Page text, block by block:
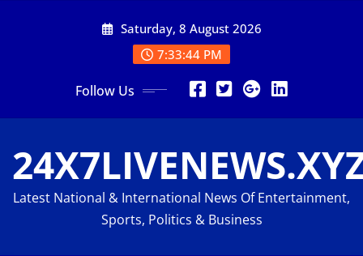
Saturday, 8 August 2026
7:33:45 PM
Follow Us
Latest National & International News Of Entertainment,
Sports, Politics & Business